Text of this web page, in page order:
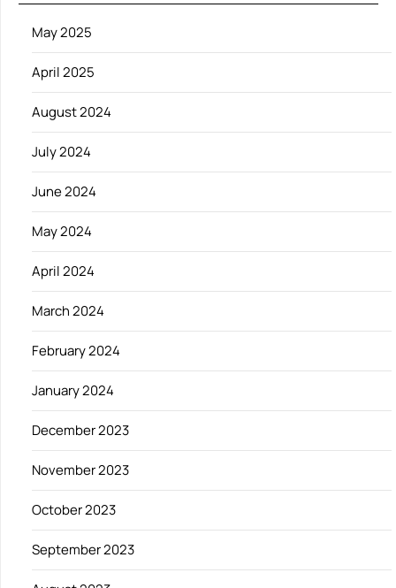
May 2025
April 2025
August 2024
July 2024
June 2024
May 2024
April 2024
March 2024
February 2024
January 2024
December 2023
November 2023
October 2023
September 2023